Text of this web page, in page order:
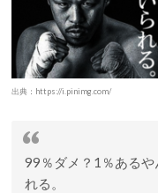
出典：https://i.pinimg.com/
99％ダメ？1％ある
れる。